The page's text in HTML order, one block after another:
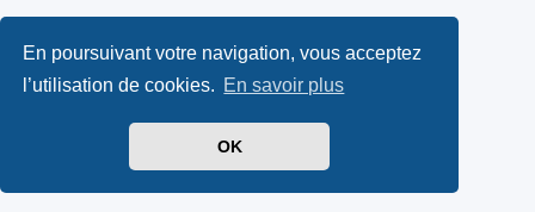
En poursuivant votre navigation, vous acceptez
l’utilisation de cookies. En savoir plus
OK